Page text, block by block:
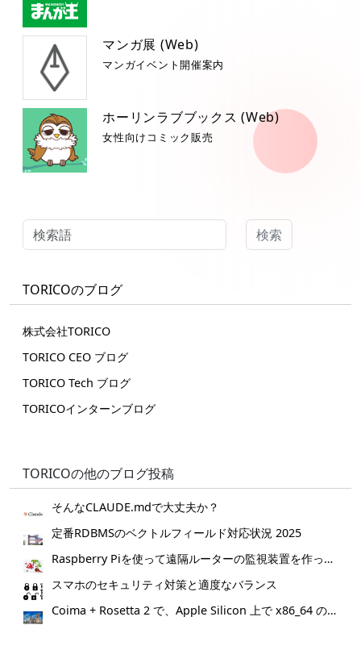
マンガ展 (Web)
マンガイベント開催案内
ホーリンラブブックス (Web)
女性向けコミック販売
検索
TORICOのブログ
株式会社TORICO
TORICO CEO ブログ
TORICO Tech ブログ
TORICOインターンブログ
TORICOの他のブログ投稿
そんなCLAUDE.mdで大丈夫か？
定番RDBMSのベクトルフィールド対応状況 2025
Raspberry Piを使って遠隔ルーターの監視装置を作ってみた。
スマホのセキュリティ対策と適度なバランス
Coima + Rosetta 2 で、Apple Silicon 上で x86_64 の Docker イメージをビルドする (Docker desktop やめる)